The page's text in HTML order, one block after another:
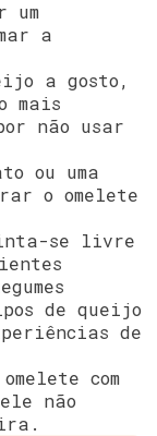
um
a
a gosto,
mais
não usar
ou uma
o omelete
se livre
de queijo
de
com
não